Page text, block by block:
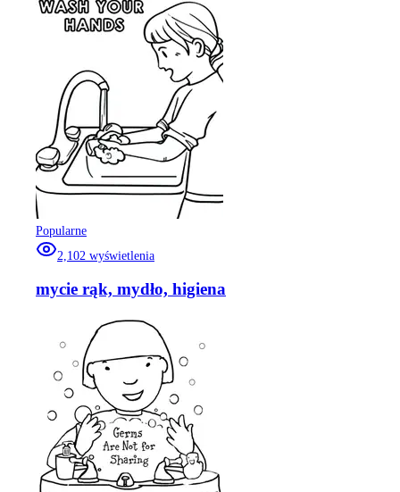
Popularne
2,102 wyświetlenia
mycie rąk, mydło, higiena